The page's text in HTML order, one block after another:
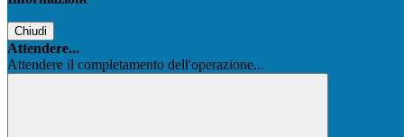
Chiudi
Attendere...
Attendere il completamento dell'operazione...